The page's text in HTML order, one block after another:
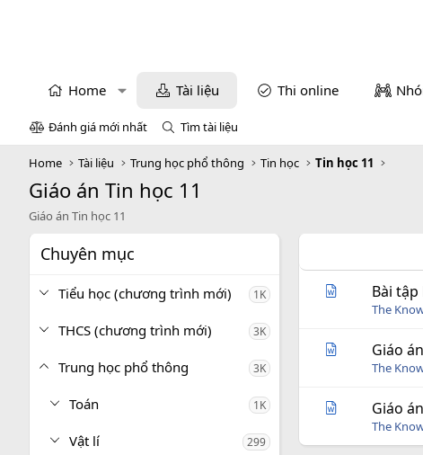
Home Tài liệu Thi online
Đánh giá mới nhất Tìm tài liệu
Home Tài liệu Trung học phổ thông Tin học Tin học 11
Giáo án Tin học 11
Giáo án Tin học 11
Chuyên mục
Tiểu học (chương trình mới) 1K
THCS (chương trình mới) 3K
Trung học phổ thông 3K
Toán 1K
Vật lí 299
Bài tập
The
Giáo
The
Giáo
The